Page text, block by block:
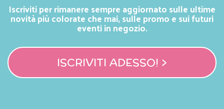
Iscriviti per rimanere sempre aggiornato sulle ultime
novità più colorate che mai, sulle promo e sui futuri
eventi in negozio.
ISCRIVITI ADESSO! >